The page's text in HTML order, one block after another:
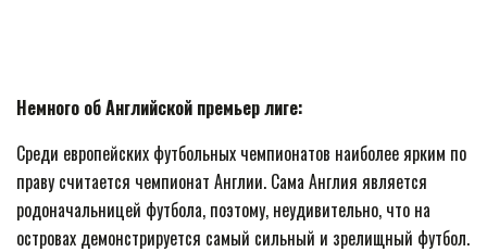
Немного об Английской премьер лиге:
Среди европейских футбольных чемпионатов наиболее ярким по
праву считается чемпионат Англии. Сама Англия является
родоначальницей футбола, поэтому, неудивительно, что на
островах демонстрируется самый сильный и зрелищный футбол.